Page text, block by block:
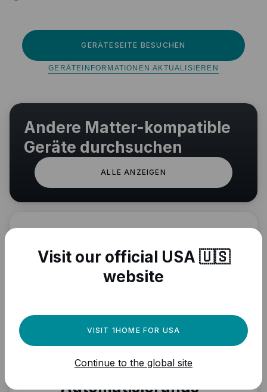
GERÄTESEITE BESUCHEN
GERÄTEINFORMATIONEN AKTUALISIEREN
Andere Matter-kompatible
Geräte durchsuchen
ALLE ANZEIGEN
Brauchen Sie eine
leistungsstarke
Automatisierungs-
Visit our official USA 🇺🇸
website
VISIT 1HOME FOR USA
Continue to the global site